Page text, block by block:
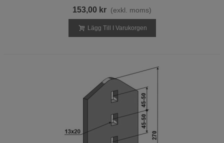
153,00 kr (exkl. moms)
Lägg Till I Varukorgen